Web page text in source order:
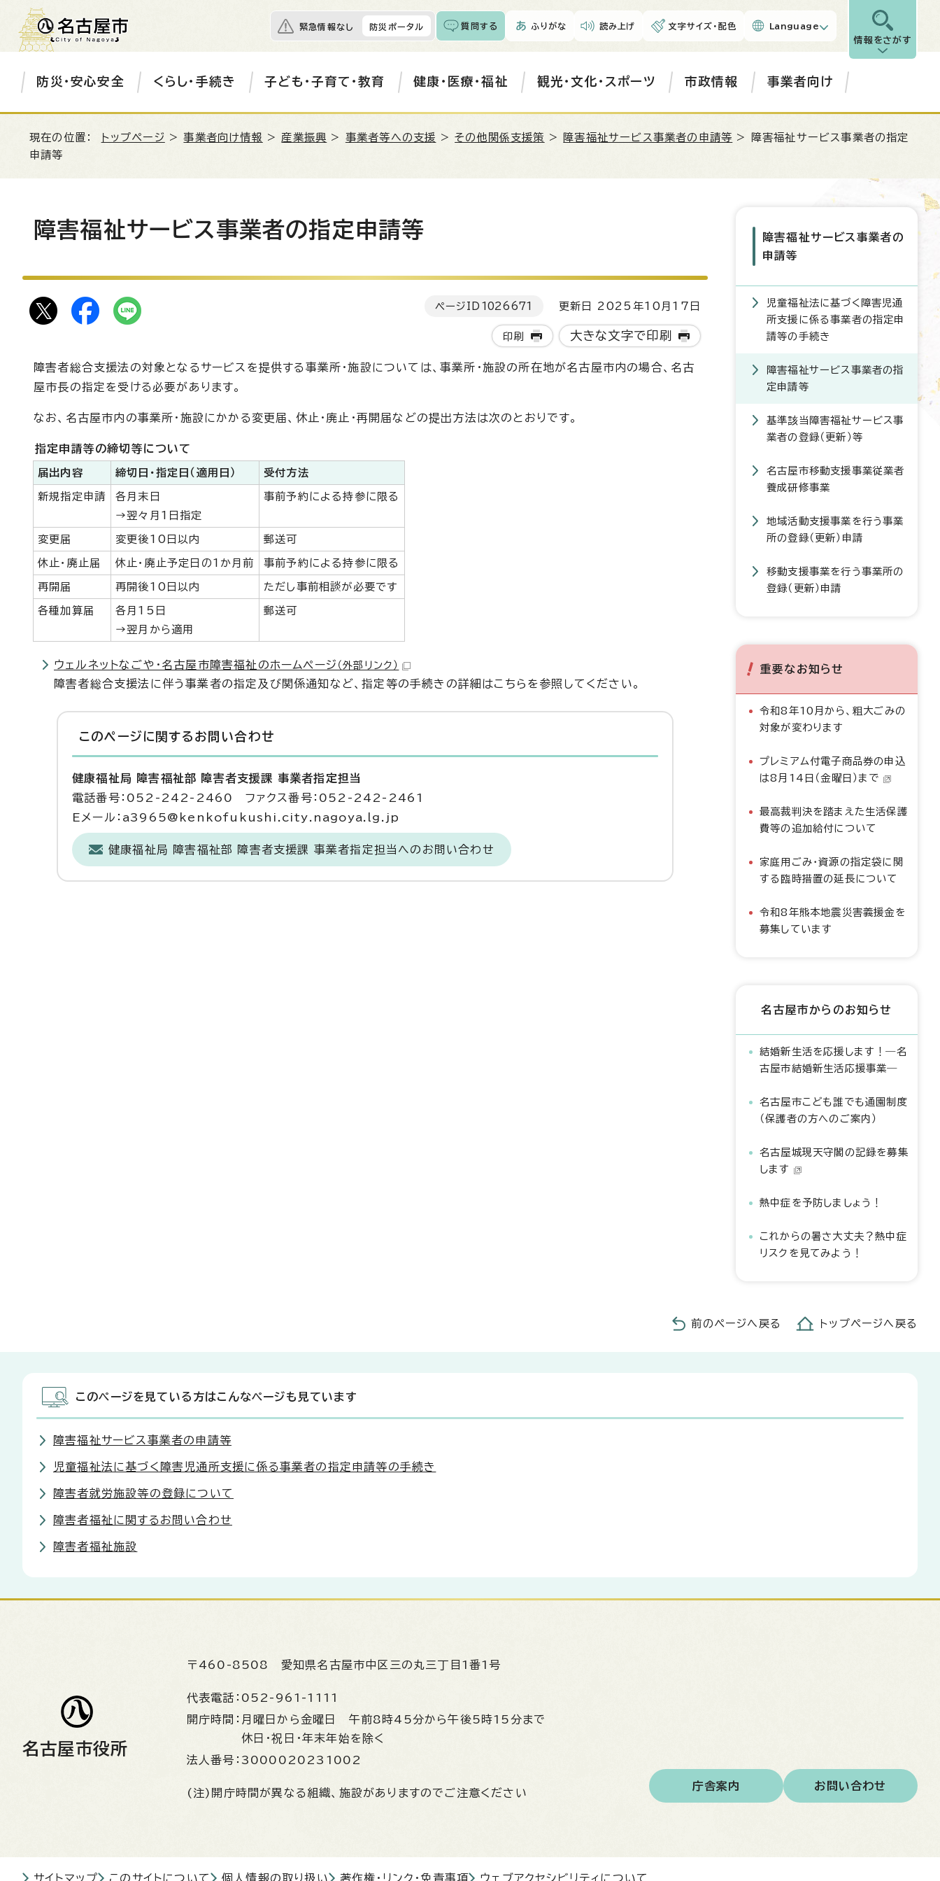
緊急情報なし 防災ポータル 質問する ふりがな 読み上げ 文字サイズ・配色 Language
情報をさがす
防災・安心安全 くらし・手続き 子ども・子育て・教育 健康・医療・福祉 観光・文化・スポーツ 市政情報 事業者向け
現在の位置： トップページ >事業者向け情報 > 産業振興 > 事業者等への支援 >その他関係支援策 > 障害福祉サービス事業者の申請等 > 障害福祉サービス事業者の指定
申請等
障害福祉サービス事業者の指定申請等
ページID 1026671 更新日 2025年10月17日
印刷 大きな文字で印刷
障害者総合支援法の対象となるサービスを提供する事業所・施設については、事業所・施設の所在地が名古屋市内の場合、名古
屋市長の指定を受ける必要があります。
なお、名古屋市内の事業所・施設にかかる変更届、休止・廃止・再開届などの提出方法は次のとおりです。
指定申請等の締切等について
届出内容 締切日・指定日（適用日） 受付方法
新規指定申請
各月末日
→翌々月1日指定
事前予約による持参に限る
変更届 変更後10日以内 郵送可
休止・廃止届 休止・廃止予定日の1か月前 事前予約による持参に限る
再開届 再開後10日以内 ただし事前相談が必要です
各種加算届
各月15日
→翌月から適用
郵送可
ウェルネットなごや・名古屋市障害福祉のホームページ （外部リンク）
障害者総合支援法に伴う事業者の指定及び関係通知など、指定等の手続きの詳細はこちらを参照してください。
このページに関する お問い合わせ
健康福祉局 障害福祉部 障害者支援課 事業者指定担当
電話番号：052-242-2460 ファクス番号：052-242-2461
Eメール：a3965@kenkofukushi.city.nagoya.lg.jp
健康福祉局 障害福祉部 障害者支援課 事業者指定担当へのお問い合わせ
障害福祉サービス事業者の
申請等
児童福祉法に基づく障害児通
所支援に係る事業者の指定申
請等の手続き
障害福祉サービス事業者の指
定申請等
基準該当障害福祉サービス事
業者の登録（更新）等
名古屋市移動支援事業従業者
養成研修事業
地域活動支援事業を行う事業
所の登録（更新）申請
移動支援事業を行う事業所の
登録（更新）申請
重要なお知らせ
令和8年10月から、粗大ごみの
対象が変わります
プレミアム付電子商品券の申込
は8月14日（金曜日）まで
最高裁判決を踏まえた生活保護
費等の追加給付について
家庭用ごみ・資源の指定袋に関
する臨時措置の延長について
令和8年熊本地震災害義援金を
募集しています
名古屋市からのお知らせ
結婚新生活を応援します！―名
古屋市結婚新生活応援事業―
名古屋市こども誰でも通園制度
（保護者の方へのご案内）
名古屋城現天守閣の記録を募集
します
熱中症を予防しましょう！
これからの暑さ大丈夫？熱中症
リスクを見てみよう！
前のページへ戻る トップページへ戻る
このページを見ている方はこんなページも見ています
障害福祉サービス事業者の申請等
児童福祉法に基づく障害児通所支援に係る事業者の指定申請等の手続き
障害者就労施設等の登録について
障害者福祉に関するお問い合わせ
障害者福祉施設
名古屋市役所
〒460-8508 愛知県名古屋市中区三の丸三丁目1番1号
代表電話： 052-961-1111
開庁時間： 月曜日から金曜日 午前8時45分から午後5時15分まで
休日・祝日・年末年始を除く
法人番号： 3000020231002
(注)開庁時間が異なる組織、施設がありますのでご注意ください
庁舎案内 お問い合わせ
サイトマップ このサイトについて 個人情報の取り扱い 著作権・リンク・免責事項 ウェブアクセシビリティについて